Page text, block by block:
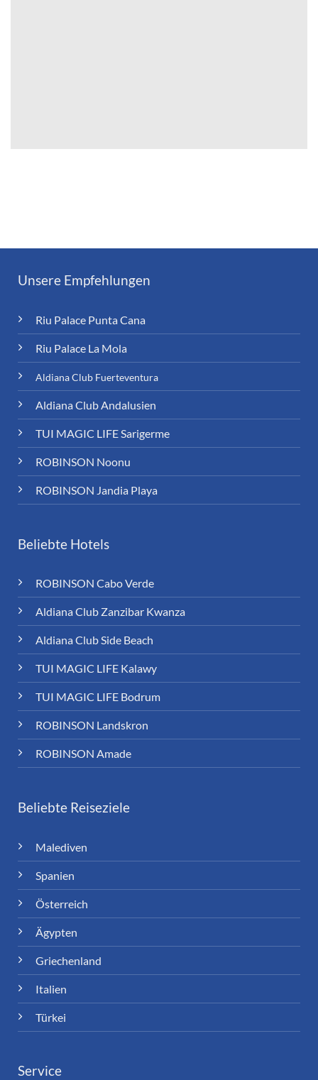
Unsere Empfehlungen
Riu Palace Punta Cana
Riu Palace La Mola
Aldiana Club Fuerteventura
Aldiana Club Andalusien
TUI MAGIC LIFE Sarigerme
ROBINSON Noonu
ROBINSON Jandia Playa
Beliebte Hotels
ROBINSON Cabo Verde
Aldiana Club Zanzibar Kwanza
Aldiana Club Side Beach
TUI MAGIC LIFE Kalawy
TUI MAGIC LIFE Bodrum
ROBINSON Landskron
ROBINSON Amade
Beliebte Reiseziele
Malediven
Spanien
Österreich
Ägypten
Griechenland
Italien
Türkei
Service